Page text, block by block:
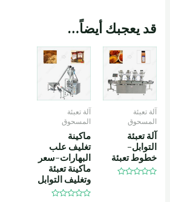
قد يعجبك أيضاً…
آلة تعبئة
المسحوق
آلة تعبئة
التوابل-
خطوط تعبئة
آلة تعبئة
المسحوق
ماكينة
تغليف علب
البهارات-سعر
ماكينة تعبئة
وتغليف التوابل